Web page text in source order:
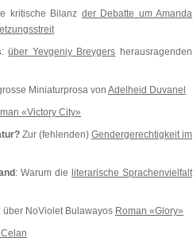
kritische Bilanz der Debatte um Amanda
:über Yevgeniy Breygers herausragenden
Miniaturprosa von Adelheid Duvanel
«Victory City»
Zur (fehlenden) Gendergerechtigkeit im
: Warum die literarische Sprachenvielfalt
: über NoViolet Bulawayos Roman «Glory»